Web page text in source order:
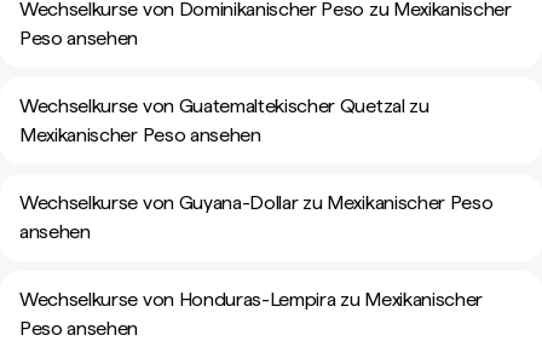
Wechselkurse von Dominikanischer Peso zu Mexikanischer
Peso ansehen
Wechselkurse von Guatemaltekischer Quetzal zu
Mexikanischer Peso ansehen
Wechselkurse von Guyana-Dollar zu Mexikanischer Peso
ansehen
Wechselkurse von Honduras-Lempira zu Mexikanischer
Peso ansehen